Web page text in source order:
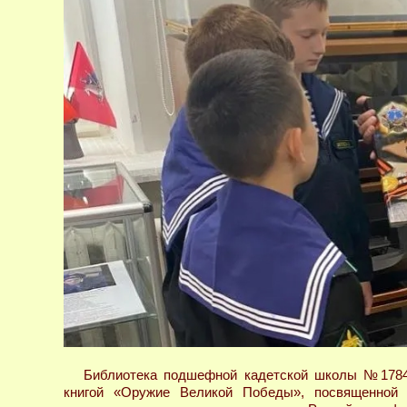
Библиотека подшефной кадетской школы
книгой «Оружие Великой Победы»,